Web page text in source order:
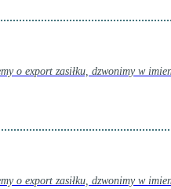
o export zasiłku, dzwonimy w
o export zasiłku, dzwonimy w